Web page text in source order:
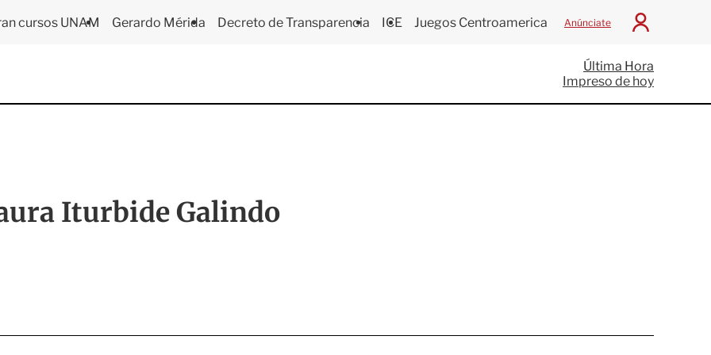
cursos UNAM Gerardo Mérida Decreto de Transparencia ICE Juegos CentroamericanosAnúnciate
I
c
i
a
Última Hora
Impreso de hoy
Iturbide Galindo